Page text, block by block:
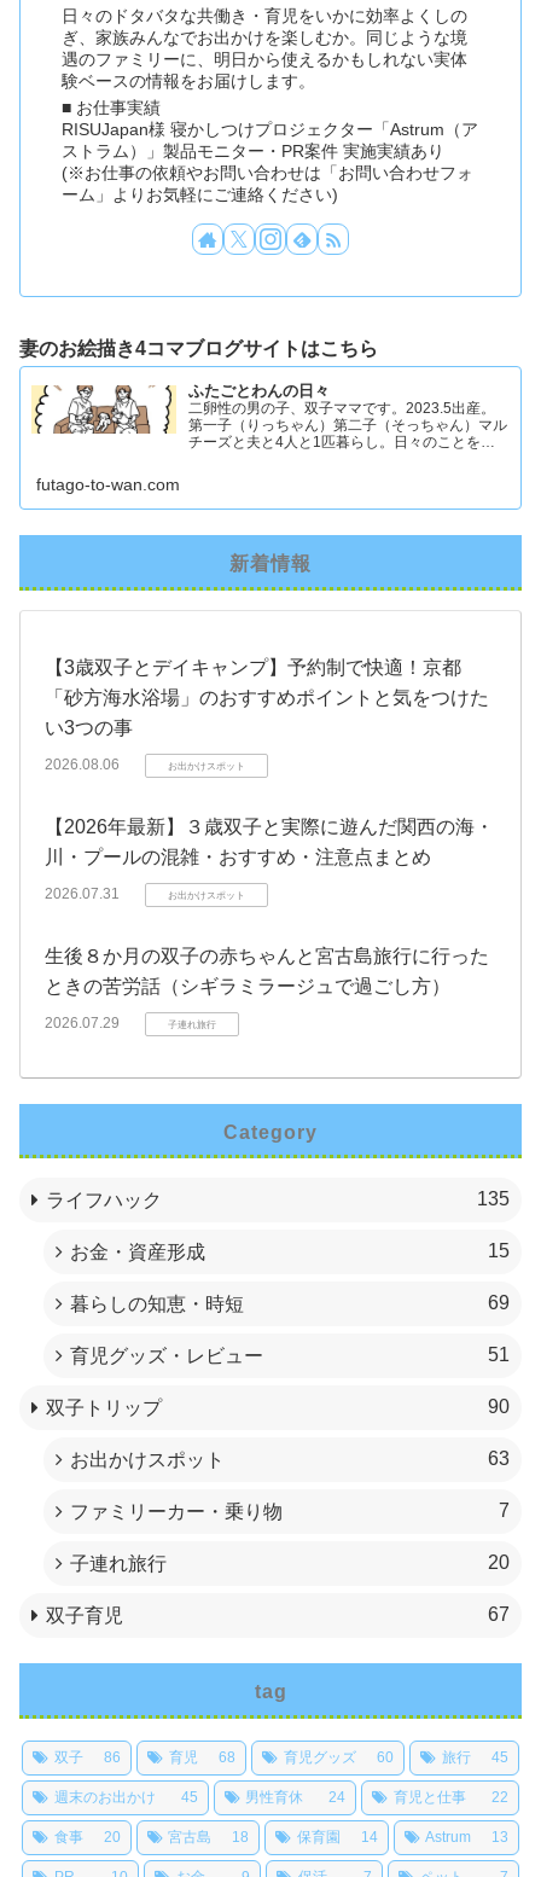
日々のドタバタな共働き・育児をいかに効率よくしの
ぎ、家族みんなでお出かけを楽しむか。同じような境
遇のファミリーに、明日から使えるかもしれない実体
験ベースの情報をお届けします。
■ お仕事実績
RISUJapan様 寝かしつけプロジェクター「Astrum（ア
ストラム）」製品モニター・PR案件 実施実績あり
(※お仕事の依頼やお問い合わせは「お問い合わせフォ
ーム」よりお気軽にご連絡ください)
妻のお絵描き4コマブログサイトはこちら
ふたごとわんの日々
二卵性の男の子、双子ママです。2023.5出産。
第一子（りっちゃん）第二子（そっちゃん）マル
チーズと夫と4人と1匹暮らし。日々のことを忘
futago-to-wan.com
新着情報
【3歳双子とデイキャンプ】予約制で快適！京都
「砂方海水浴場」のおすすめポイントと気をつけた
い3つの事
2026.08.06 お出かけスポット
【2026年最新】３歳双子と実際に遊んだ関西の海・
川・プールの混雑・おすすめ・注意点まとめ
2026.07.31 お出かけスポット
生後８か月の双子の赤ちゃんと宮古島旅行に行った
ときの苦労話（シギラミラージュで過ごし方）
2026.07.29 子連れ旅行
Category
ライフハック 135
お金・資産形成 15
暮らしの知恵・時短 69
育児グッズ・レビュー 51
双子トリップ 90
お出かけスポット 63
ファミリーカー・乗り物 7
子連れ旅行 20
双子育児 67
tag
双子 86 育児 68 育児グッズ 60 旅行 45
週末のお出かけ 45 男性育休 24 育児と仕事 22
食事 20 宮古島 18 保育園 14 Astrum 13